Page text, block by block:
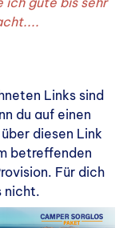
Links sind
du auf einen
diesen Link
betreffenden
Für dich
nicht.